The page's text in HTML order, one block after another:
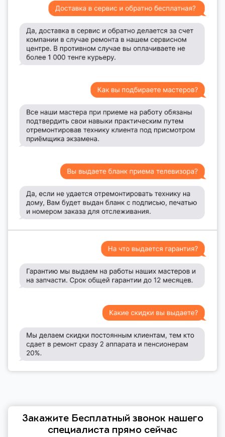
Закажите Бесплатный звонок нашего
специалиста прямо сейчас